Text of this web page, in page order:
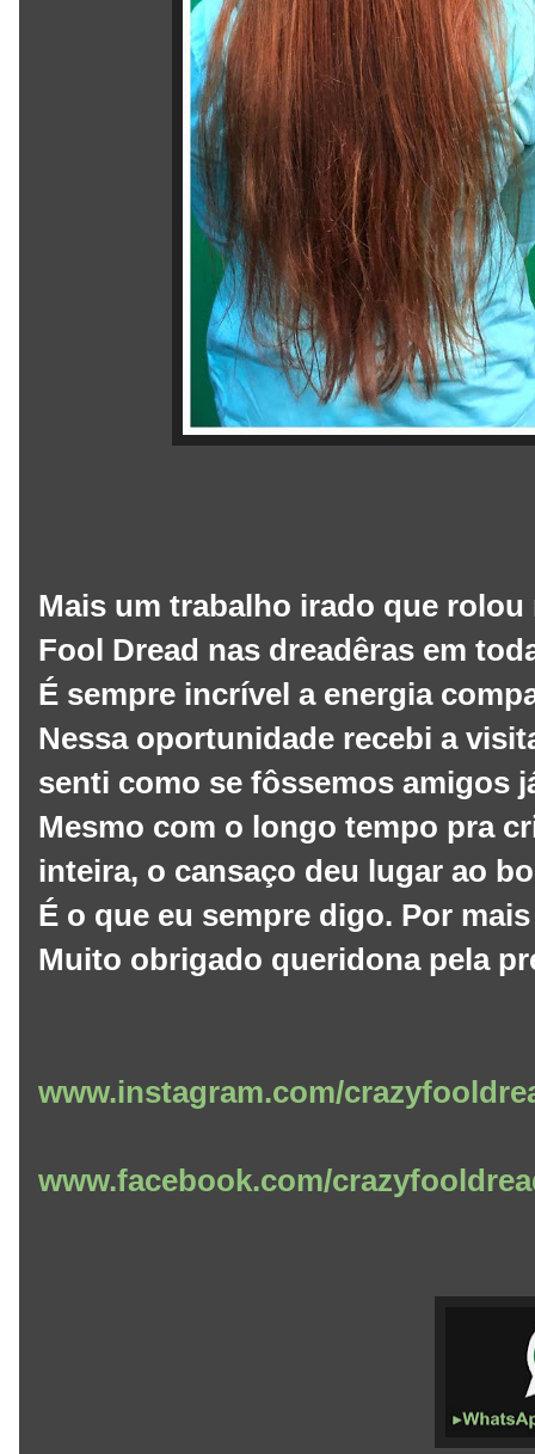
Mais um trabalho irado que
Fool Dread nas dreadêras em
É sempre incrível a energia
Nessa oportunidade recebi a
senti como se fôssemos amigos
Mesmo com o longo tempo pra
inteira, o cansaço deu lugar ao
É o que eu sempre digo. Por
Muito obrigado queridona pela
www.instagram.com/
www.facebook.com/